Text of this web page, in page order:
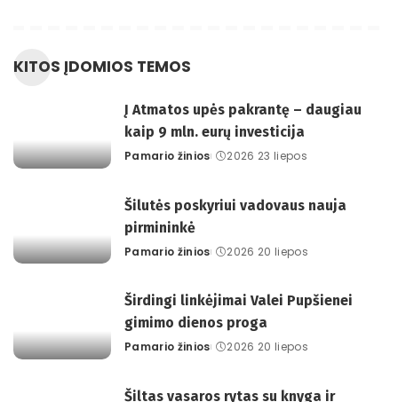
KITOS ĮDOMIOS TEMOS
Į Atmatos upės pakrantę – daugiau
kaip 9 mln. eurų investicija
Posted
Pamario žinios 2026 23 liepos
Šilutės poskyriui vadovaus nauja
pirmininkė
Posted
Pamario žinios 2026 20 liepos
Širdingi linkėjimai Valei Pupšienei
gimimo dienos proga
Posted
Pamario žinios 2026 20 liepos
Šiltas vasaros rytas su knyga ir